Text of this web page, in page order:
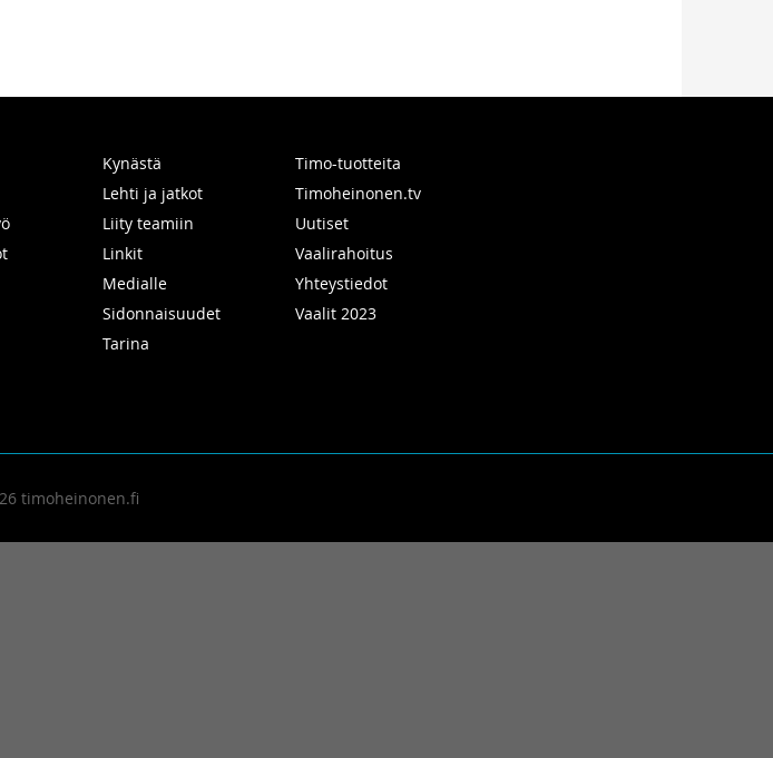
Kynästä
Lehti ja jatkot
Liity teamiin
Linkit
Medialle
Sidonnaisuudet
Tarina
Timo-tuotteita
Timoheinonen.tv
Uutiset
Vaalirahoitus
Yhteystiedot
Vaalit 2023
timoheinonen.fi